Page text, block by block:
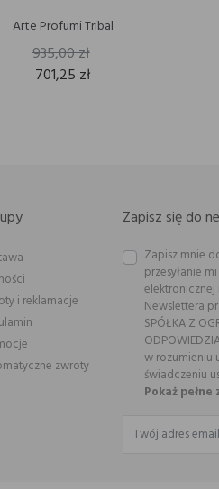
Arte Profumi Tribal
935,00 zł
701,25 zł
i reklamacje
zwroty
Zapisz się do
Zapisz mnie
przesyłanie
Newslettera
SPÓŁKA Z
w rozumieniu
świadczeniu
Pokaż pełne